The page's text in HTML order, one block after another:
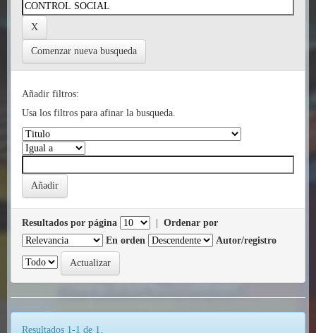
Comenzar nueva busqueda
Añadir filtros:
Usa los filtros para afinar la busqueda.
Resultados por página
Ordenar por
En orden
Autor/registro
Resultados 1-1 de 1.